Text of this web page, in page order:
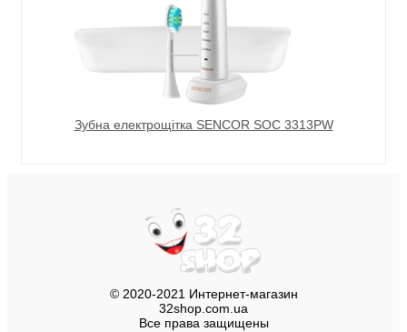
Зубна електрощітка SENCOR SOC 3313PW
© 2020-2021 Интернет-магазин
32shop.com.ua
Все права защищены